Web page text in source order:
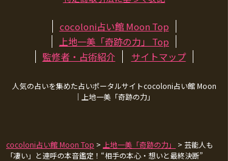
cocoloni占い館 Moon Top
上地一美「奇跡の力」
Top
監修者・占術紹介
サイトマップ
人気の占いを集めた占いポータルサイトcocoloni占い館 Moon
｜ 上地一美「奇跡の力」
cocoloni占い館 Moon Top > 上地一美「奇跡の力」
> 芸能人も
「凄い」と連呼の本音鑑定！“相手の本心・想いと最終決断”